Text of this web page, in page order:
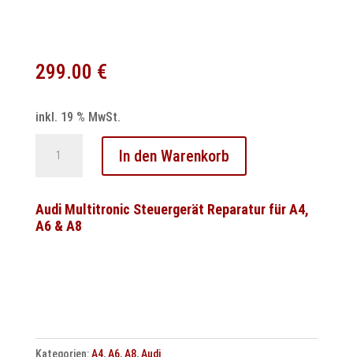
299.00 €
inkl. 19 % MwSt.
Reparatur
VL380
In den Warenkorb
Audi Multitronic Steuergerät Reparatur für A4,
A6 & A8
Kategorien:A4,A6,A8,Audi